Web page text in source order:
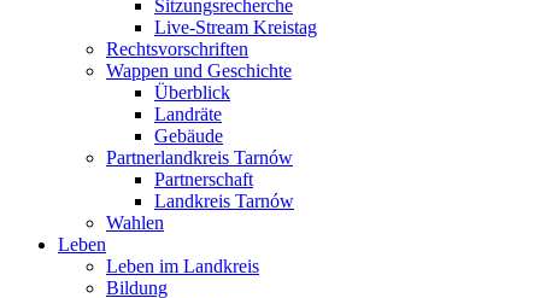
Sitzungsrecherche
Live-Stream Kreistag
Rechtsvorschriften
Wappen und Geschichte
Überblick
Landräte
Gebäude
Partnerlandkreis Tarnów
Partnerschaft
Landkreis Tarnów
Wahlen
Leben
Leben im Landkreis
Bildung